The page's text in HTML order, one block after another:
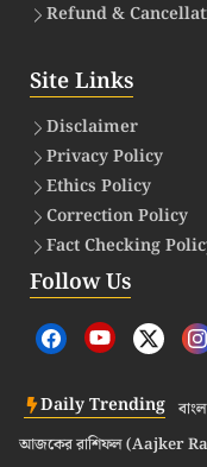
Refund &
Site Links
Disclaimer
Privacy Policy
Ethics Policy
Correction Policy
Fact Checking
Follow Us
Daily Trending
আজকের রাশিফল (Aajker